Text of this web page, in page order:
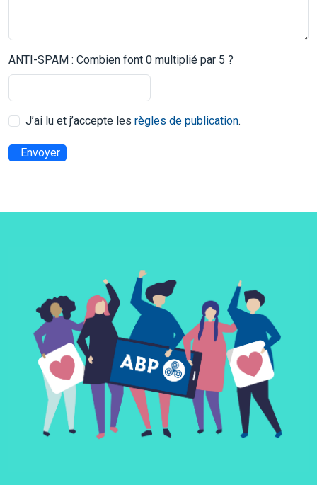
ANTI-SPAM : Combien font 0 multiplié par 5 ?
J’ai lu et j’accepte les règles de publication.
Envoyer